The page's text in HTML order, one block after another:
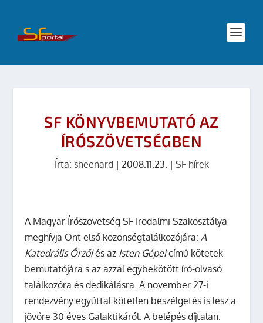
SF KÖNYVBEMUTATÓ AZ
ÍRÓSZÖVETSÉGBEN
Írta: sheenard| 2008.11.23. | SF hírek
A Magyar Írószövetség SF Irodalmi Szakosztálya
meghívja Önt első közönségtalálkozójára:A
Katedrális Őrzőiés az Isten Gépeicímű kötetek
bemutatójára s az azzal egybekötött író-olvasó
találkozóra és dedikálásra. A november 27-i
rendezvény egyúttal kötetlen beszélgetés is lesz a
jövőre 30 éves Galaktikáról. A belépés díjtalan.